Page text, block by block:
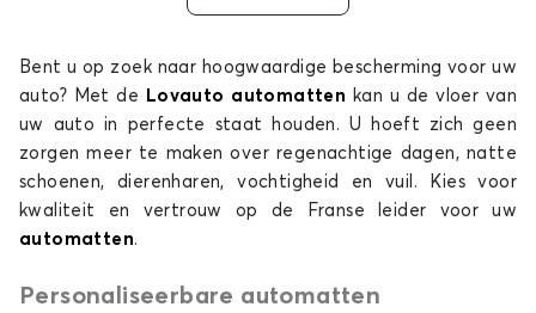
Automatten voor DR 5.0
Bent u op zoek naar hoogwaardige bescherming voor uw
auto? Met de
Lovauto automatten kan u de vloer van
uw auto in perfecte staat houden. U hoeft zich geen
zorgen meer te maken over regenachtige dagen, natte
schoenen, dierenharen, vochtigheid en vuil. Kies voor
kwaliteit en vertrouw op de Franse leider voor uw
automatten.
Personaliseerbare automatten